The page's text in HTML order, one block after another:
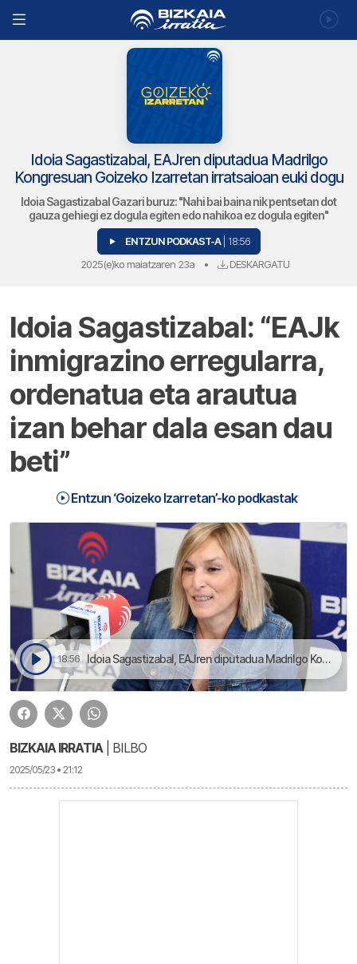
Idoia Sagastizabal, EAJren diputadua Madrilgo
Kongresuan Goizeko Izarretan irratsaioan euki dogu
Idoia Sagastizabal Gazari buruz: "Nahi bai baina nik pentsetan dot
gauza gehiegi ez dogula egiten edo nahikoa ez dogula egiten"
ENTZUN PODKAST-A | 18:56
2025(e)ko maiatzaren 23a • DESKARGATU
Idoia Sagastizabal: “EAJk
inmigrazino erregularra,
ordenatua eta arautua
izan behar dala esan dau
beti”
Entzun ‘Goizeko Izarretan’-ko podkastak
18:56 Idoia Sagastizabal, EAJren diputadua Madrilgo Kongresuan Goizeko Izarretan irratsaioan euki dogu | Goizeko Izarretan
BIZKAIA IRRATIA| BILBO
2025/05/23 • 21:12